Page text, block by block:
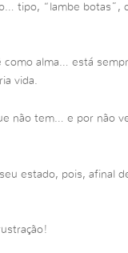
tipo, “lambe botas”,
como alma… está
vida.
não tem… e por não
estado, pois, afinal